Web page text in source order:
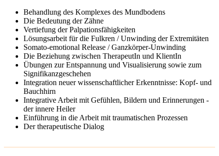
Behandlung des Komplexes des Mundbodens
Die Bedeutung der Zähne
Vertiefung der Palpationsfähigkeiten
Lösungsarbeit für die Fulkren / Unwinding der Extremitäten
Somato-emotional Release / Ganzkörper-Unwinding
Die Beziehung zwischen TherapeutIn und KlientIn
Übungen zur Entspannung und Visualisierung sowie zum
Signifikanzgeschehen
Integration neuer wissenschaftlicher Erkenntnisse: Kopf- und
Bauchhirn
Integrative Arbeit mit Gefühlen, Bildern und Erinnerungen -
der innere Heiler
Einführung in die Arbeit mit traumatischen Prozessen
Der therapeutische Dialog